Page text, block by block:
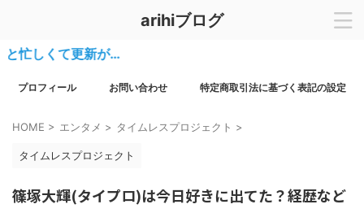
arihiブログ
くて更新が…
プロフィール お問い合わせ 特定商取引法に基づく表記の設定
HOME > エンタメ > タイムレスプロジェクト >
タイムレスプロジェクト
篠塚大輝(タイプロ)は今日好きに出てた？経歴など